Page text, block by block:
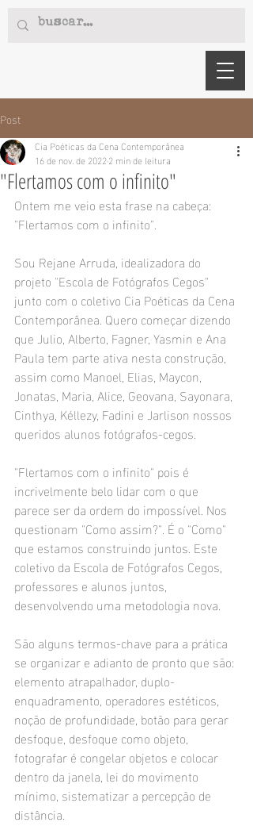
Post
"Flertamos com o infinito"
Cia Poéticas da Cena Contemporânea
16 de nov. de 20222 min de leitura
Ontem me veio esta frase na cabeça:
"Flertamos com o infinito".
Sou Rejane Arruda, idealizadora do
projeto "Escola de Fotógrafos Cegos"
junto com o coletivo Cia Poéticas da Cena
Contemporânea. Quero começar dizendo
que Julio, Alberto, Fagner, Yasmin e Ana
Paula tem parte ativa nesta construção,
assim como Manoel, Elias, Maycon,
Jonatas, Maria, Alice, Geovana, Sayonara,
Cinthya, Kéllezy, Fadini e Jarlison nossos
queridos alunos fotógrafos-cegos.
"Flertamos com o infinito" pois é
incrivelmente belo lidar com o que
parece ser da ordem do impossível. Nos
questionam "Como assim?". É o "Como"
que estamos construindo juntos. Este
coletivo da Escola de Fotógrafos Cegos,
professores e alunos juntos,
desenvolvendo uma metodologia nova.
São alguns termos-chave para a prática
se organizar e adianto de pronto que são:
elemento atrapalhador, duplo-
enquadramento, operadores estéticos,
noção de profundidade, botão para gerar
desfoque, desfoque como objeto,
fotografar é congelar objetos e colocar
dentro da janela, lei do movimento
mínimo, sistematizar a percepção de
distância.